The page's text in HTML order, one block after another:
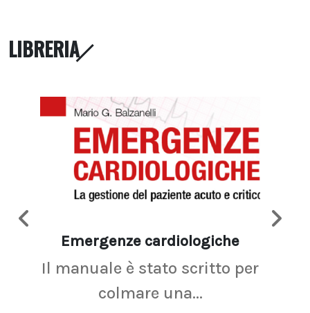
LIBRERIA
Emergenze cardiologiche
Il manuale è stato scritto per
colmare una...